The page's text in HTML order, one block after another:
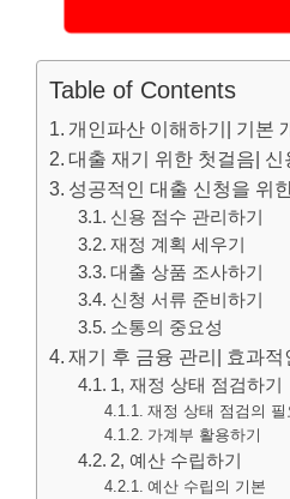
Table of Contents
개인파산 이해하기| 기본
대출 재기 위한 첫걸음| 신
성공적인 대출 신청을 위
신용 점수 관리하기
재정 계획 세우기
대출 상품 조사하기
신청 서류 준비하기
소통의 중요성
재기 후 금융 관리| 효과적
1, 재정 상태 점검하기
재정 상태 점검의 필
가계부 활용하기
2, 예산 수립하기
예산 수립의 기본